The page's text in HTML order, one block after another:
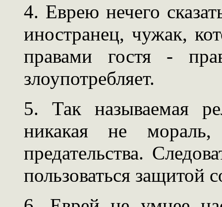
4. Еврею нечего
иностранец, чужак,
правами гостя -
злоупотребляет.
5. Так называемая
никакая не
предательства.
пользоваться защитой